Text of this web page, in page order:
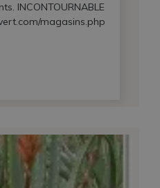
INCONTOURNABLE
magasins.php